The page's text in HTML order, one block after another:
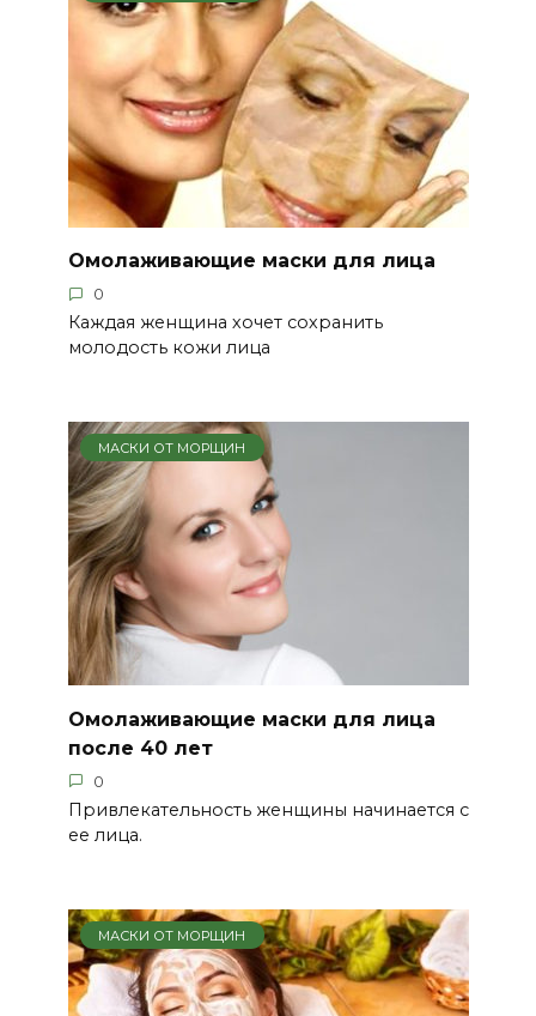
Омолаживающие маски для лица
0
Каждая женщина хочет сохранить
молодость кожи лица
МАСКИ ОТ МОРЩИН
Омолаживающие маски для лица
после 40 лет
0
Привлекательность женщины начинается с
ее лица.
МАСКИ ОТ МОРЩИН